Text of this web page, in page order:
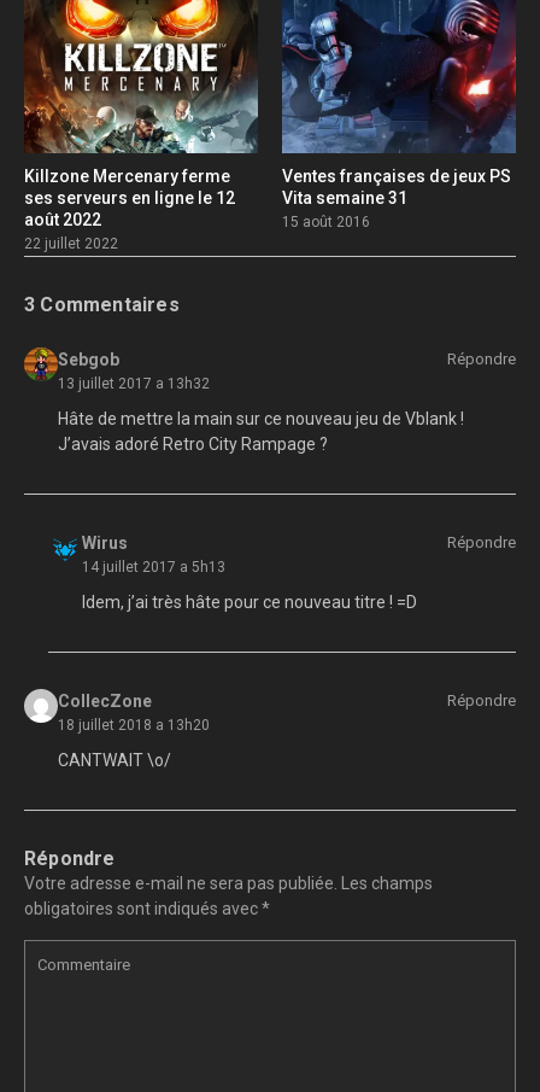
Killzone Mercenary ferme
ses serveurs en ligne le 12
août 2022
22 juillet 2022
Ventes françaises de jeux PS
Vita semaine 31
15 août 2016
3 Commentaires
Sebgob
13 juillet 2017 a 13h32
Répondre
Hâte de mettre la main sur ce nouveau jeu de Vblank !
J’avais adoré Retro City Rampage ?
Wirus
14 juillet 2017 a 5h13
Répondre
Idem, j’ai très hâte pour ce nouveau titre ! =D
CollecZone
18 juillet 2018 a 13h20
Répondre
CANTWAIT \o/
Répondre
Votre adresse e-mail ne sera pas publiée.
Les champs
obligatoires sont indiqués avec*